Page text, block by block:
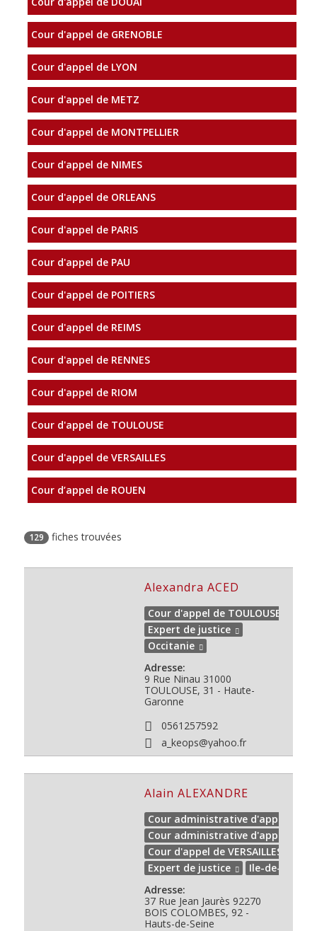
Cour d'appel de GRENOBLE
Cour d'appel de LYON
Cour d'appel de METZ
Cour d'appel de MONTPELLIER
Cour d'appel de NIMES
Cour d'appel de ORLEANS
Cour d'appel de PARIS
Cour d'appel de PAU
Cour d'appel de POITIERS
Cour d'appel de REIMS
Cour d'appel de RENNES
Cour d'appel de RIOM
Cour d'appel de TOULOUSE
Cour d'appel de VERSAILLES
Cour d’appel de ROUEN
129 fiches trouvées
Alexandra ACED
Cour d'appel de TOULOUSE
Expert de justice
Occitanie
Adresse:
9 Rue Ninau 31000
TOULOUSE, 31 - Haute-
Garonne
0561257592
a_keops@yahoo.fr
Alain ALEXANDRE
Cour administrative d'appel de
Cour administrative d'appel de
Cour d'appel de VERSAILLES
Expert de justice
Ile-de-France
Adresse:
37 Rue Jean Jaurès 92270
BOIS COLOMBES, 92 -
Hauts-de-Seine